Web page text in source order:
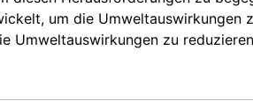
um die
Umweltauswirkungen zu